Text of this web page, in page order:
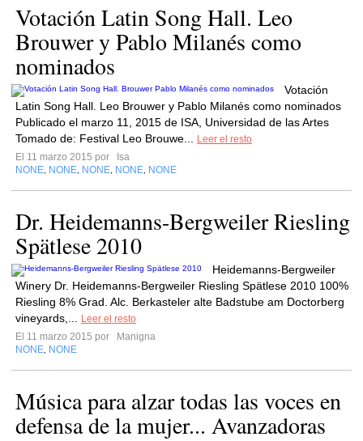
Votación Latin Song Hall. Leo
Brouwer y Pablo Milanés como
nominados
Votación
Latin Song Hall. Leo Brouwer y Pablo Milanés como nominados
Publicado el marzo 11, 2015 de ISA, Universidad de las Artes
Tomado de: Festival Leo Brouwe...
Leer el resto
El 11 marzo 2015 por
Isa
NONE NONE NONE NONE NONE
Dr. Heidemanns-Bergweiler Riesling
Spätlese 2010
Heidemanns-Bergweiler
Winery Dr. Heidemanns-Bergweiler Riesling Spätlese 2010 100%
Riesling 8% Grad. Alc. Berkasteler alte Badstube am Doctorberg
vineyards,...
Leer el resto
El 11 marzo 2015 por
Manigna
NONE NONE
Música para alzar todas las voces en
defensa de la mujer... Avanzadoras